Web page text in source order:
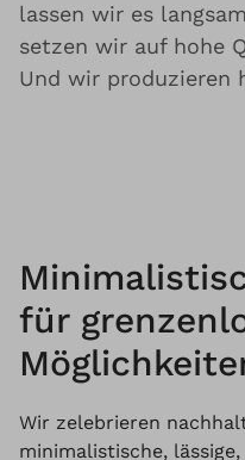
lassen wir es
setzen wir auf hohe
Und wir produzieren
für
Wir zelebrieren
minimalistische,